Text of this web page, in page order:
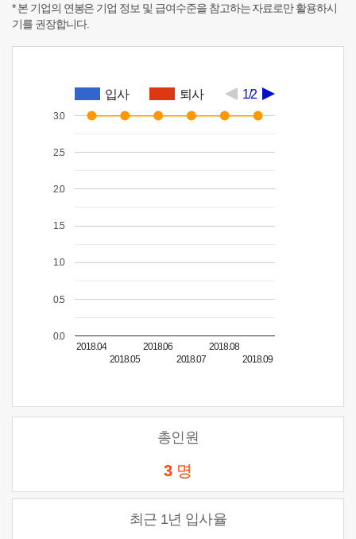
* 본 기업의 연봉은 기업 정보 및 급여수준을 참고하는 자료로만 활용하시
기를 권장합니다.
입사 퇴사 1/2
2018.04
2018.05
2018.06
2018.07
2018.08
2018.09
0.0
0.5
1.0
1.5
2.0
2.5
3.0
총인원
3 명
최근 1년 입사율